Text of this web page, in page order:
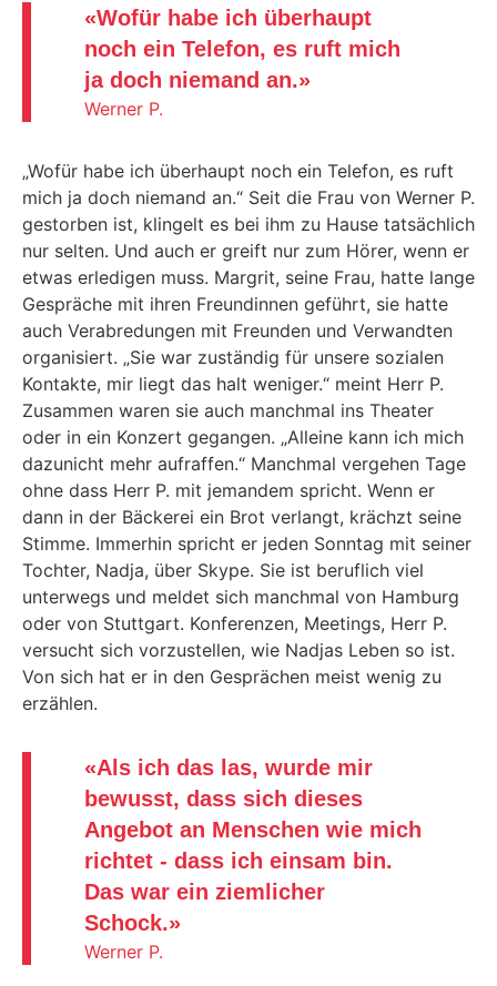
«Wofür habe ich überhaupt
noch ein Telefon, es ruft mich
ja doch niemand an.»
Werner P.
„Wofür habe ich überhaupt noch ein Telefon, es ruft
mich ja doch niemand an.“ Seit die Frau von Werner P.
gestorben ist, klingelt es bei ihm zu Hause tatsächlich
nur selten. Und auch er greift nur zum Hörer, wenn er
etwas erledigen muss. Margrit, seine Frau, hatte lange
Gespräche mit ihren Freundinnen geführt, sie hatte
auch Verabredungen mit Freunden und Verwandten
organisiert. „Sie war zuständig für unsere sozialen
Kontakte, mir liegt das halt weniger.“ meint Herr P.
Zusammen waren sie auch manchmal ins Theater
oder in ein Konzert gegangen. „Alleine kann ich mich
dazunicht mehr aufraffen.“ Manchmal vergehen Tage
ohne dass Herr P. mit jemandem spricht. Wenn er
dann in der Bäckerei ein Brot verlangt, krächzt seine
Stimme. Immerhin spricht er jeden Sonntag mit seiner
Tochter, Nadja, über Skype. Sie ist beruflich viel
unterwegs und meldet sich manchmal von Hamburg
oder von Stuttgart. Konferenzen, Meetings, Herr P.
versucht sich vorzustellen, wie Nadjas Leben so ist.
Von sich hat er in den Gesprächen meist wenig zu
erzählen.
«Als ich das las, wurde mir
bewusst, dass sich dieses
Angebot an Menschen wie mich
richtet - dass ich einsam bin.
Das war ein ziemlicher
Schock.»
Werner P.